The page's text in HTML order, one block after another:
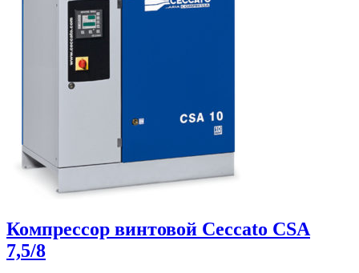
Компрессор винтовой Ceccato CSА
7,5/8